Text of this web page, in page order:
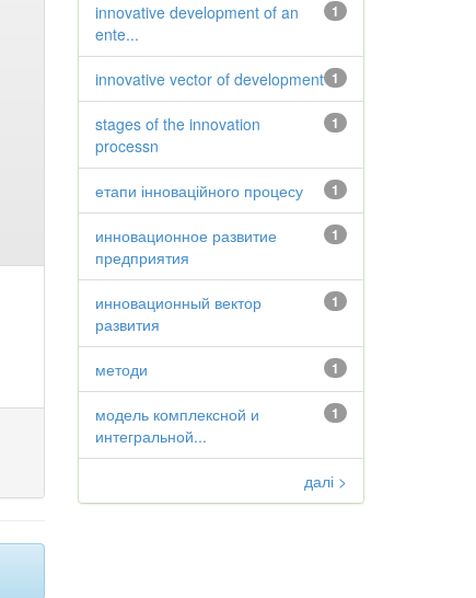
1
innovative development of an
ente...
1
innovative vector of development
1
stages of the innovation
processn
1
етапи інноваційного процесу
1
инновационное развитие
предприятия
1
инновационный вектор
развития
1
методи
1
модель комплексной и
интегральной...
далі >